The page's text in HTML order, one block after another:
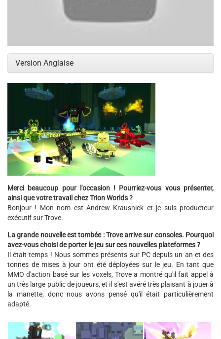
Version Anglaise
Merci beaucoup pour l'occasion ! Pourriez-vous vous présenter,
ainsi que votre travail chez Trion Worlds ?
Bonjour ! Mon nom est Andrew Krausnick et je suis producteur
exécutif sur Trove.
La grande nouvelle est tombée : Trove arrive sur consoles. Pourquoi
avez-vous choisi de porter le jeu sur ces nouvelles plateformes ?
Il était temps ! Nous sommes présents sur PC depuis un an et des
tonnes de mises à jour ont été déployées sur le jeu. En tant que
MMO d'action basé sur les voxels, Trove a montré qu'il fait appel à
un très large public de joueurs, et il s'est avéré très plaisant à jouer à
la manette, donc nous avons pensé qu'il était particulièrement
adapté.